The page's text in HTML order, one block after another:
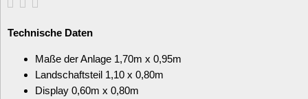
Technische Daten
Maße der Anlage 1,70m x 0,95m
Landschaftsteil 1,10 x 0,80m
Display 0,60m x 0,80m